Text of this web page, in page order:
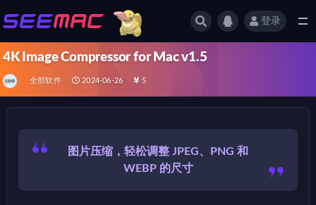
登录
4K Image Compressor for Mac v1.5
全部软件 2024-06-26 5
图片压缩，轻松调整 JPEG、PNG 和
WEBP 的尺寸